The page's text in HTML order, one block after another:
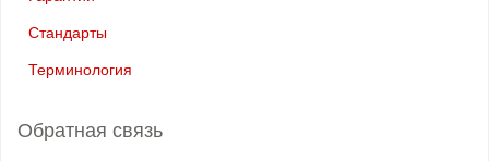
Стандарты
Терминология
Обратная связь